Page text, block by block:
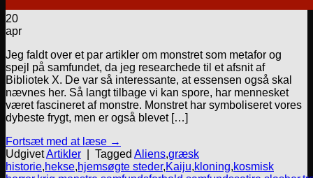
20
apr
Jeg faldt over et par artikler om monstret som metafor og
spejl på samfundet, da jeg researchede til et afsnit af
Bibliotek X. De var så interessante, at essensen også skal
nævnes her. Så langt tilbage vi kan spore, har mennesket
været fascineret af monstre. Monstret har symboliseret vores
dybeste frygt, men er også blevet […]
Fortsæt med at læse →
UdgivetArtikler Tagged Aliens,græsk
historie,hekse,hjemsøgte steder,Kaiju,kloning,kosmisk